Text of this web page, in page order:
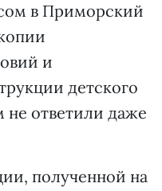
в Приморский
и
детского
не ответили даже
полученной на